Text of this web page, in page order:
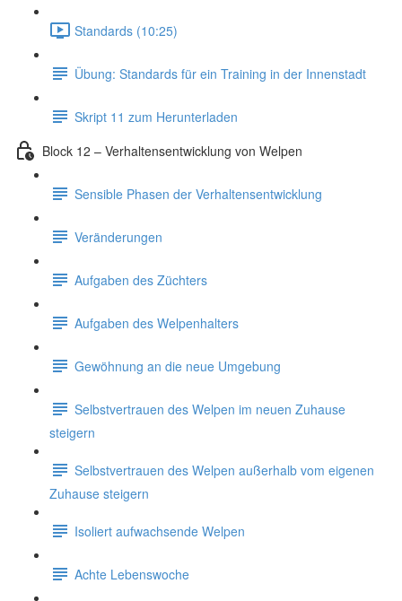
Standards (10:25)
Übung: Standards für ein Training in der Innenstadt
Skript 11 zum Herunterladen
Block 12 – Verhaltensentwicklung von Welpen
Sensible Phasen der Verhaltensentwicklung
Veränderungen
Aufgaben des Züchters
Aufgaben des Welpenhalters
Gewöhnung an die neue Umgebung
Selbstvertrauen des Welpen im neuen Zuhause
steigern
Selbstvertrauen des Welpen außerhalb vom eigenen
Zuhause steigern
Isoliert aufwachsende Welpen
Achte Lebenswoche